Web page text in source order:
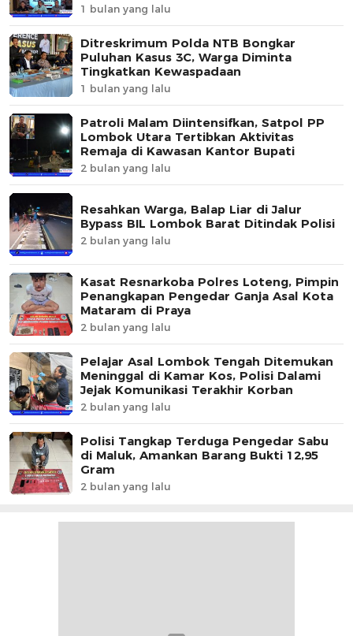
1 bulan yang lalu
Ditreskrimum Polda NTB Bongkar
Puluhan Kasus 3C, Warga Diminta
Tingkatkan Kewaspadaan
1 bulan yang lalu
Patroli Malam Diintensifkan, Satpol PP
Lombok Utara Tertibkan Aktivitas
Remaja di Kawasan Kantor Bupati
2 bulan yang lalu
Resahkan Warga, Balap Liar di Jalur
Bypass BIL Lombok Barat Ditindak Polisi
2 bulan yang lalu
Kasat Resnarkoba Polres Loteng, Pimpin
Penangkapan Pengedar Ganja Asal Kota
Mataram di Praya
2 bulan yang lalu
Pelajar Asal Lombok Tengah Ditemukan
Meninggal di Kamar Kos, Polisi Dalami
Jejak Komunikasi Terakhir Korban
2 bulan yang lalu
Polisi Tangkap Terduga Pengedar Sabu
di Maluk, Amankan Barang Bukti 12,95
Gram
2 bulan yang lalu